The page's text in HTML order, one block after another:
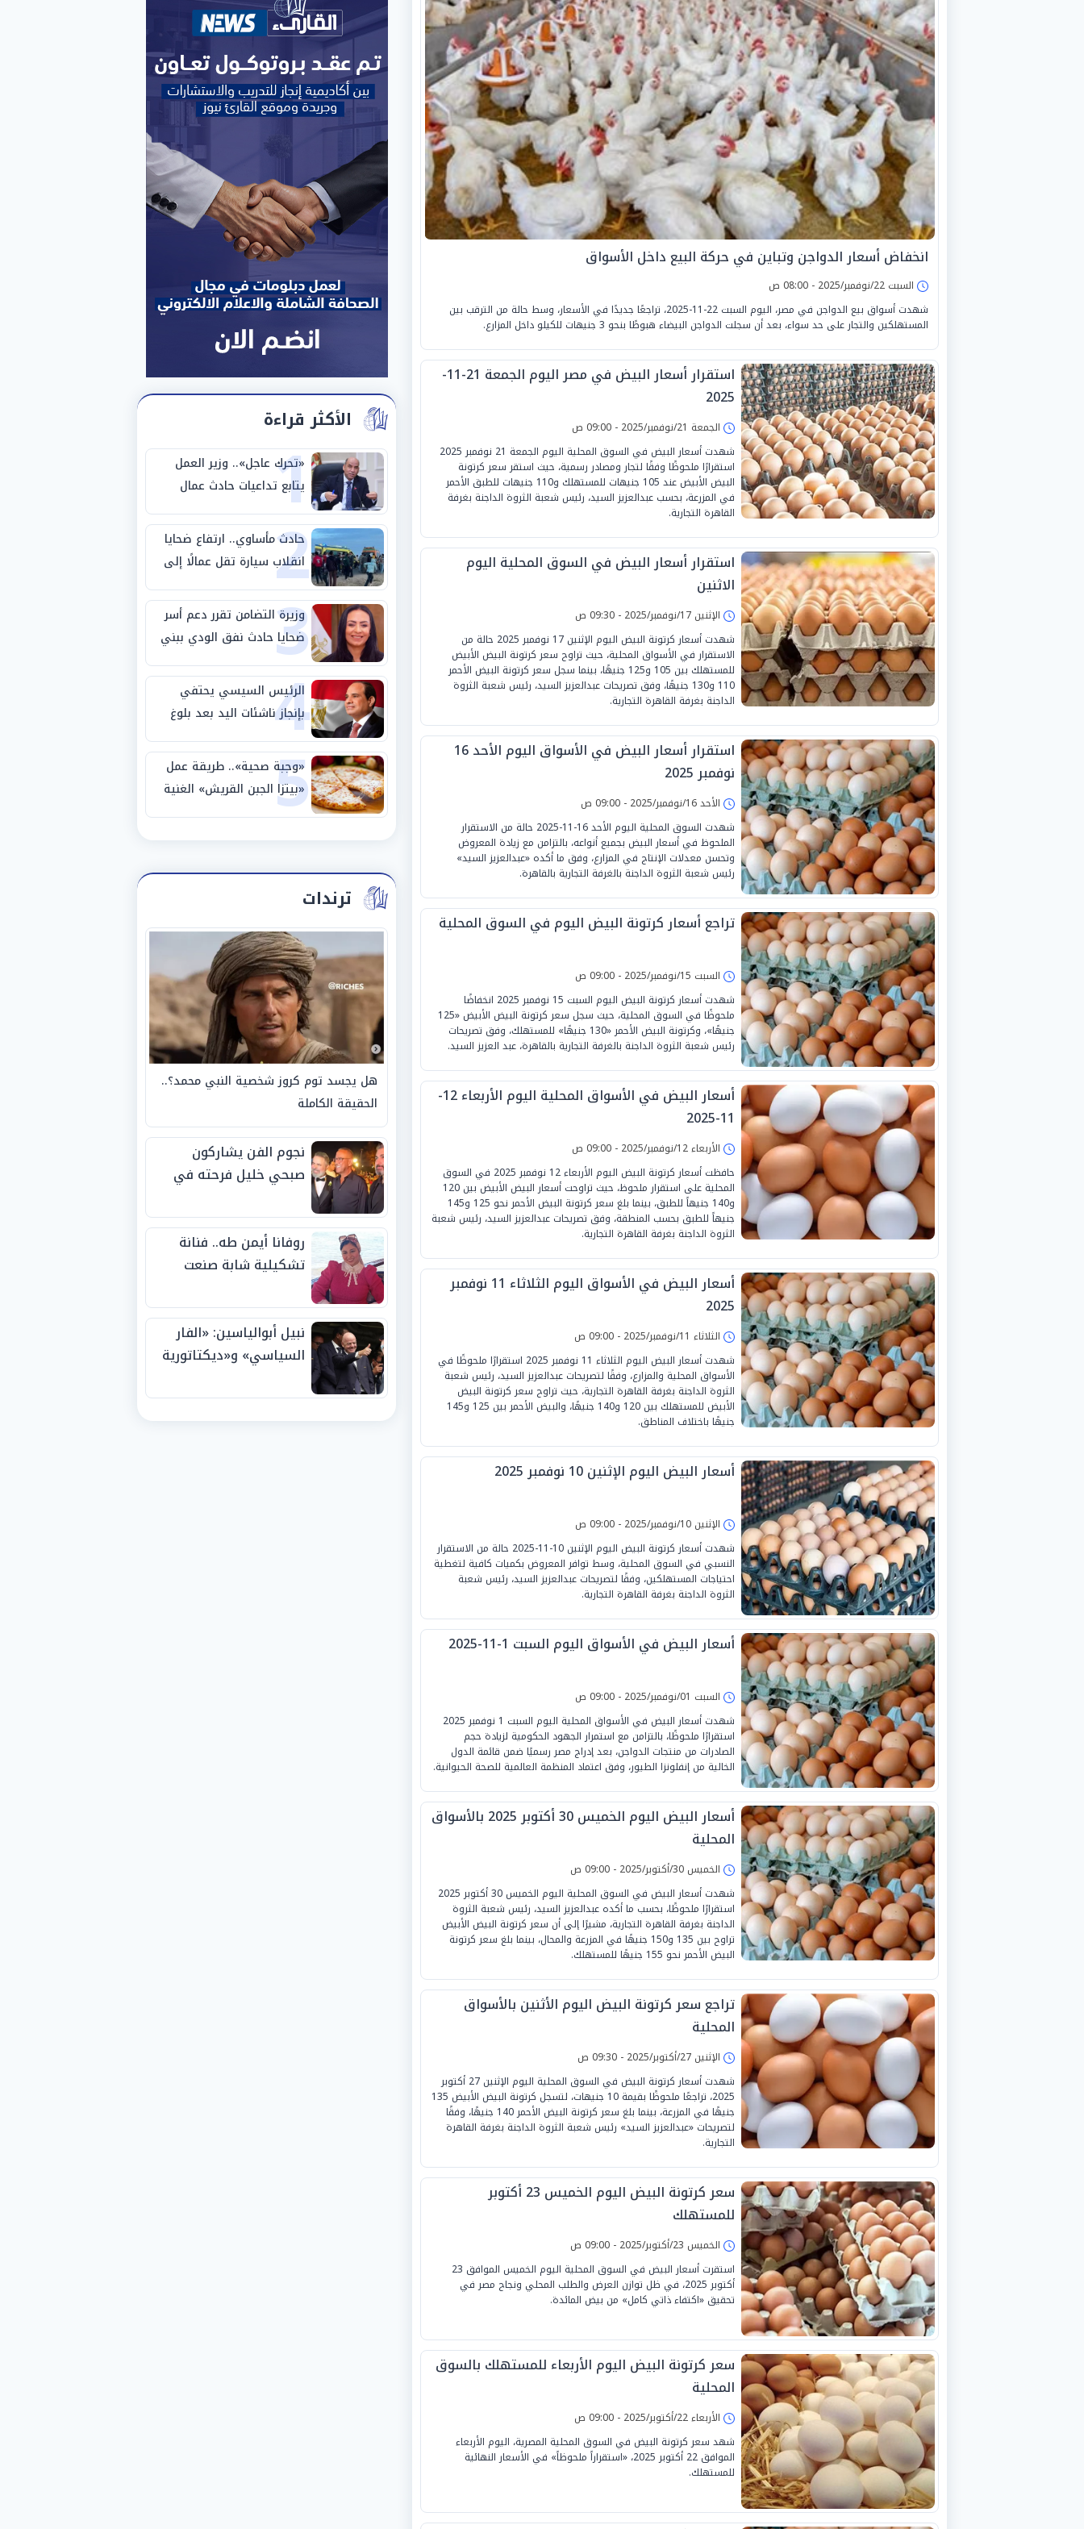
انخفاض أسعار الدواجن وتباين في حركة البيع داخل الأسواق
السبت 22/نوفمبر/2025 - 08:00 ص
شهدت أسواق بيع الدواجن في مصر، اليوم السبت 22-11-2025، تراجعًا جديدًا في الأسعار، وسط حالة من الترقب بين
المستهلكين والتجار على حد سواء، بعد أن سجلت الدواجن البيضاء هبوطًا بنحو 3 جنيهات للكيلو داخل المزارع.
استقرار أسعار البيض في مصر اليوم الجمعة 21-11-
2025
الجمعة 21/نوفمبر/2025 - 09:00 ص
شهدت أسعار البيض في السوق المحلية اليوم الجمعة 21 نوفمبر 2025
استقرارًا ملحوظًا وفقًا لتجار ومصادر رسمية، حيث استقر سعر كرتونة
البيض الأبيض عند 105 جنيهات للمستهلك و110 جنيهات للطبق الأحمر
في المزرعة، بحسب عبدالعزيز السيد، رئيس شعبة الثروة الداجنة بغرفة
القاهرة التجارية.
استقرار أسعار البيض في السوق المحلية اليوم
الاثنين
الإثنين 17/نوفمبر/2025 - 09:30 ص
شهدت أسعار كرتونة البيض اليوم الإثنين 17 نوفمبر 2025 حالة من
الاستقرار في الأسواق المحلية، حيث تراوح سعر كرتونة البيض الأبيض
للمستهلك بين 105 و125 جنيهًا، بينما سجل سعر كرتونة البيض الأحمر
110 و130 جنيهًا، وفق تصريحات عبدالعزيز السيد، رئيس شعبة الثروة
الداجنة بغرفة القاهرة التجارية.
استقرار أسعار البيض في الأسواق اليوم الأحد 16
نوفمبر 2025
الأحد 16/نوفمبر/2025 - 09:00 ص
شهدت السوق المحلية اليوم الأحد 16-11-2025 حالة من الاستقرار
الملحوظ في أسعار البيض بجميع أنواعه، بالتزامن مع زيادة المعروض
وتحسن معدلات الإنتاج في المزارع، وفق ما أكده «عبدالعزيز السيد»
رئيس شعبة الثروة الداجنة بالغرفة التجارية بالقاهرة.
تراجع أسعار كرتونة البيض اليوم في السوق المحلية
السبت 15/نوفمبر/2025 - 09:00 ص
شهدت أسعار كرتونة البيض اليوم السبت 15 نوفمبر 2025 انخفاضًا
ملحوظًا في السوق المحلية، حيث سجل سعر كرتونة البيض الأبيض «125
جنيهًا»، وكرتونة البيض الأحمر «130 جنيهًا» للمستهلك، وفق تصريحات
رئيس شعبة الثروة الداجنة بالغرفة التجارية بالقاهرة، عبد العزيز السيد.
أسعار البيض في الأسواق المحلية اليوم الأربعاء 12-
11-2025
الأربعاء 12/نوفمبر/2025 - 09:00 ص
حافظت أسعار كرتونة البيض اليوم الأربعاء 12 نوفمبر 2025 في السوق
المحلية على استقرار ملحوظ، حيث تراوحت أسعار البيض الأبيض بين 120
و140 جنيهاً للطبق، بينما بلغ سعر كرتونة البيض الأحمر نحو 125 و145
جنيهاً للطبق بحسب المنطقة، وفق تصريحات عبدالعزيز السيد، رئيس شعبة
الثروة الداجنة بغرفة القاهرة التجارية.
أسعار البيض في الأسواق اليوم الثلاثاء 11 نوفمبر
2025
الثلاثاء 11/نوفمبر/2025 - 09:00 ص
شهدت أسعار البيض اليوم الثلاثاء 11 نوفمبر 2025 استقرارًا ملحوظًا في
الأسواق المحلية والمزارع، وفقًا لتصريحات عبدالعزيز السيد، رئيس شعبة
الثروة الداجنة بغرفة القاهرة التجارية، حيث تراوح سعر كرتونة البيض
الأبيض للمستهلك بين 120 و140 جنيهًا، والبيض الأحمر بين 125 و145
جنيهًا باختلاف المناطق.
أسعار البيض اليوم الإثنين 10 نوفمبر 2025
الإثنين 10/نوفمبر/2025 - 09:00 ص
شهدت أسعار كرتونة البيض اليوم الإثنين 10-11-2025 حالة من الاستقرار
النسبي في السوق المحلية، وسط توافر المعروض بكميات كافية لتغطية
احتياجات المستهلكين، وفقًا لتصريحات عبدالعزيز السيد، رئيس شعبة
الثروة الداجنة بغرفة القاهرة التجارية.
أسعار البيض في الأسواق اليوم السبت 1-11-2025
السبت 01/نوفمبر/2025 - 09:00 ص
شهدت أسعار البيض في الأسواق المحلية اليوم السبت 1 نوفمبر 2025
استقرارًا ملحوظًا، بالتزامن مع استمرار الجهود الحكومية لزيادة حجم
الصادرات من منتجات الدواجن، بعد إدراج مصر رسميًا ضمن قائمة الدول
الخالية من إنفلونزا الطيور، وفق اعتماد المنظمة العالمية للصحة الحيوانية.
أسعار البيض اليوم الخميس 30 أكتوبر 2025 بالأسواق
المحلية
الخميس 30/أكتوبر/2025 - 09:00 ص
شهدت أسعار البيض في السوق المحلية اليوم الخميس 30 أكتوبر 2025
استقرارًا ملحوظًا، بحسب ما أكده عبدالعزيز السيد، رئيس شعبة الثروة
الداجنة بغرفة القاهرة التجارية، مشيرًا إلى أن سعر كرتونة البيض الأبيض
تراوح بين 135 و150 جنيهًا في المزرعة والمحال، بينما بلغ سعر كرتونة
البيض الأحمر نحو 155 جنيهًا للمستهلك.
تراجع سعر كرتونة البيض اليوم الأثنين بالأسواق
المحلية
الإثنين 27/أكتوبر/2025 - 09:30 ص
شهدت أسعار كرتونة البيض في السوق المحلية اليوم الإثنين 27 أكتوبر
2025، تراجعًا ملحوظًا بقيمة 10 جنيهات، لتسجل كرتونة البيض الأبيض 135
جنيهًا في المزرعة، بينما بلغ سعر كرتونة البيض الأحمر 140 جنيهًا، وفقًا
لتصريحات «عبدالعزيز السيد» رئيس شعبة الثروة الداجنة بغرفة القاهرة
التجارية.
سعر كرتونة البيض اليوم الخميس 23 أكتوبر
للمستهلك
الخميس 23/أكتوبر/2025 - 09:00 ص
استقرت أسعار البيض في السوق المحلية اليوم الخميس الموافق 23
أكتوبر 2025، في ظل توازن العرض والطلب المحلي ونجاح مصر في
تحقيق «اكتفاء ذاتي كامل» من بيض المائدة.
سعر كرتونة البيض اليوم الأربعاء للمستهلك بالسوق
المحلية
الأربعاء 22/أكتوبر/2025 - 09:00 ص
شهد سعر كرتونة البيض في السوق المحلية المصرية، اليوم الأربعاء
الموافق 22 أكتوبر 2025، «استقراراً ملحوظاً» في الأسعار النهائية
للمستهلك.
الأكثر قراءة
1
«تحرك عاجل».. وزير العمل
يتابع تداعيات حادث عمال
طريق بني سويف الصحراوي
2
حادث مأساوي.. ارتفاع ضحايا
انقلاب سيارة تقل عمالًا إلى
14 شخصًا
3
وزيرة التضامن تقرر دعم أسر
ضحايا حادث نفق الودي ببني
سويف
4
الرئيس السيسي يحتفي
بإنجاز ناشئات اليد بعد بلوغ
نصف نهائي كأس العالم
5
«وجبة صحية».. طريقة عمل
«بيتزا الجبن القريش» الغنية
بالبروتين
ترندات
هل يجسد توم كروز شخصية النبي محمد؟..
الحقيقة الكاملة
نجوم الفن يشاركون
صبحي خليل فرحته في
روفانا أيمن طه.. فنانة
تشكيلية شابة صنعت
الجوائز منذ الصغر
نبيل أبوالياسين: «الفار
السياسي» و«ديكتاتورية
الفيفا».. وإقالة